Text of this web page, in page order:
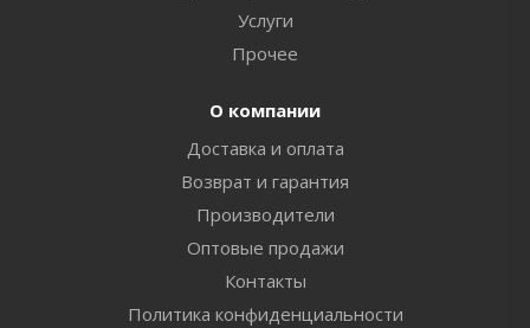
Услуги
Прочее
О компании
Доставка и оплата
Возврат и гарантия
Производители
Оптовые продажи
Контакты
Политика конфиденциальности